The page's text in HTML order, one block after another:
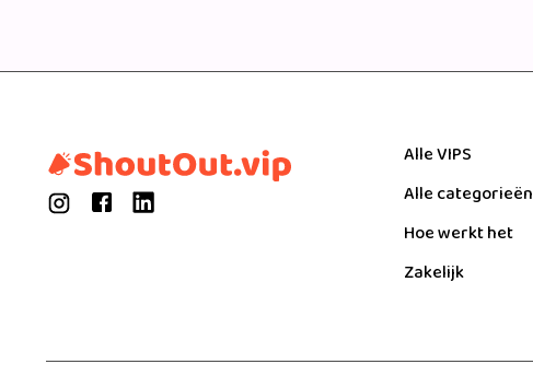
Alle VIPS
Alle categorieën
Hoe werkt het
Zakelijk